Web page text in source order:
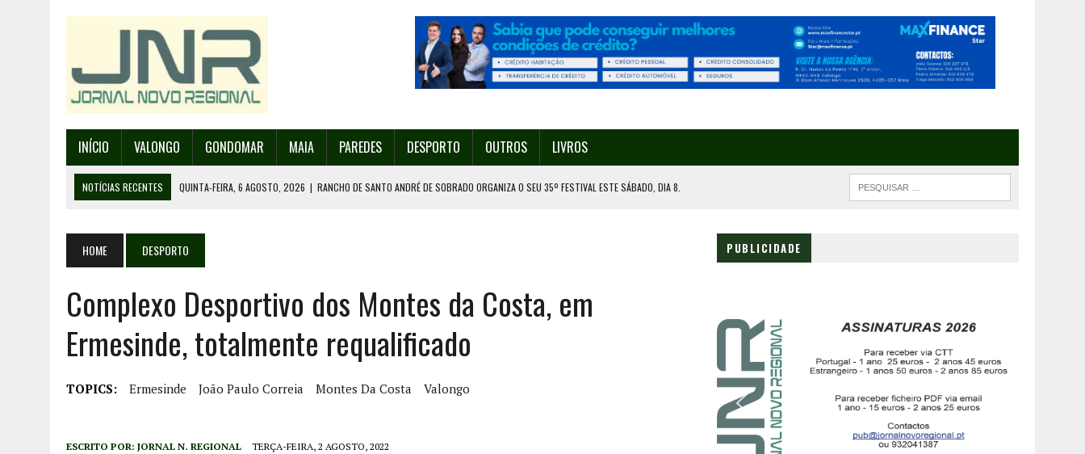
INÍCIO VALONGO GONDOMAR MAIA PAREDES DESPORTO OUTROS LIVROS
NOTÍCIAS RECENTES QUINTA-FEIRA, 6 AGOSTO, 2026 | RANCHO DE SANTO ANDRÉ DE SOBRADO ORGANIZA O SEU 35º FESTIVAL ESTE SÁBADO, DIA 8.
QUINTA-FEIRA, 6 AGOSTO, 2026
QUINTA-FEIRA, 6 AGOSTO, 2026
DETIDO SUSPEITO DE INCÊNDIO FLORESTAL EM GONDOMAR
HOME DESPORTO
Complexo Desportivo dos Montes da Costa, em
Ermesinde, totalmente requalificado
TOPICS: Ermesinde João Paulo Correia Montes Da Costa Valongo
ESCRITO POR: JORNAL N. REGIONAL TERÇA-FEIRA, 2 AGOSTO, 2022
PUBLICIDADE